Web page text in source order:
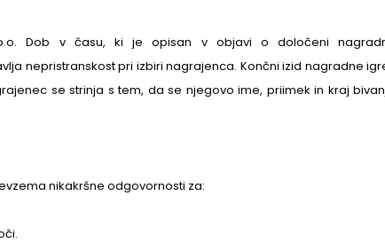
Dob v času, ki je opisan v objavi o določeni
nepristranskost pri izbiri nagrajenca. Končni izid nagradne
se strinja s tem, da se njegovo ime, priimek in kraj
nikakršne odgovornosti za: